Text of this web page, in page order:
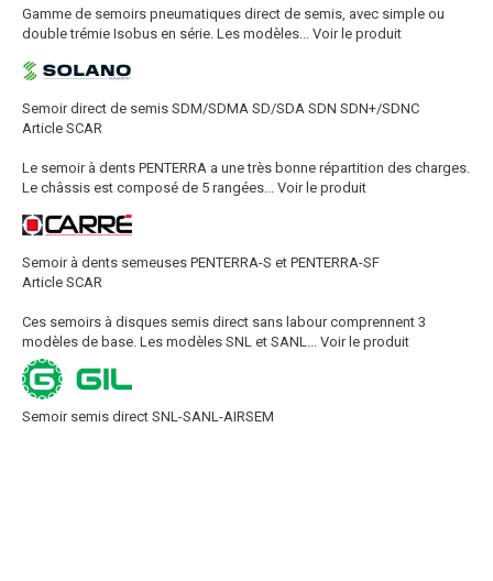
Gamme de semoirs pneumatiques direct de semis, avec simple ou
double trémie Isobus en série. Les modèles... Voir le produit
Semoir direct de semis SDM/SDMA SD/SDA SDN SDN+/SDNC
Article SCAR
Le semoir à dents PENTERRA a une très bonne répartition des charges.
Le châssis est composé de 5 rangées... Voir le produit
Semoir à dents semeuses PENTERRA-S et PENTERRA-SF
Article SCAR
Ces semoirs à disques semis direct sans labour comprennent 3
modèles de base. Les modèles SNL et SANL... Voir le produit
Semoir semis direct SNL-SANL-AIRSEM